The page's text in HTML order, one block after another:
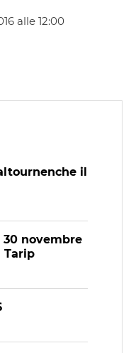
alle 12:00
il
novembre
Tarip